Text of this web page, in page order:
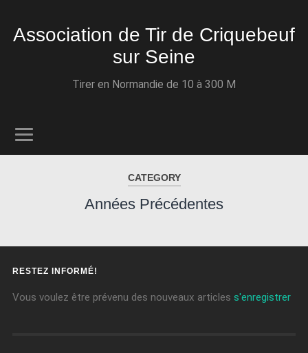
Association de Tir de Criquebeuf
sur Seine
Tirer en Normandie de 10 à 300 M
CATEGORY
Années Précédentes
RESTEZ INFORMÉ!
Vous voulez être prévenu des nouveaux articles s'enregistrer